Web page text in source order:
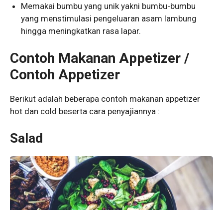
Memakai bumbu yang unik yakni bumbu-bumbu
yang menstimulasi pengeluaran asam lambung
hingga meningkatkan rasa lapar.
Contoh Makanan Appetizer /
Contoh Appetizer
Berikut adalah beberapa contoh makanan appetizer
hot dan cold beserta cara penyajiannya :
Salad